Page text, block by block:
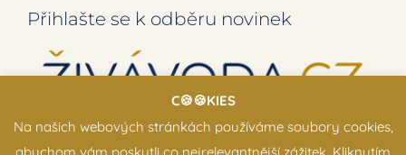
Přihlašte se k odběru novinek
C🍪🍪KIES
Na našich webových stránkách používáme soubory cookies,